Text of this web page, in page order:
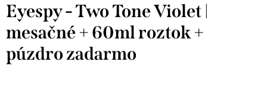
Eyespy - Two Tone Violet |
mesačné + 60ml roztok +
púzdro zadarmo